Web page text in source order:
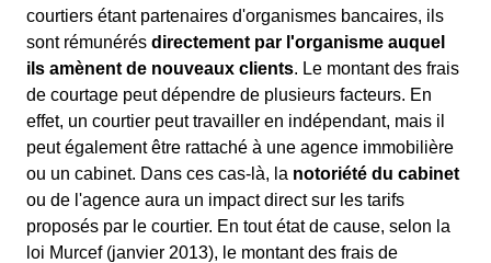
courtiers étant partenaires d'organismes bancaires, ils
sont rémunérés directement par l'organisme auquel
ils amènent de nouveaux clients. Le montant des frais
de courtage peut dépendre de plusieurs facteurs. En
effet, un courtier peut travailler en indépendant, mais il
peut également être rattaché à une agence immobilière
ou un cabinet. Dans ces cas-là, la notoriété du cabinet
ou de l'agence aura un impact direct sur les tarifs
proposés par le courtier. En tout état de cause, selon la
loi Murcef (janvier 2013), le montant des frais de